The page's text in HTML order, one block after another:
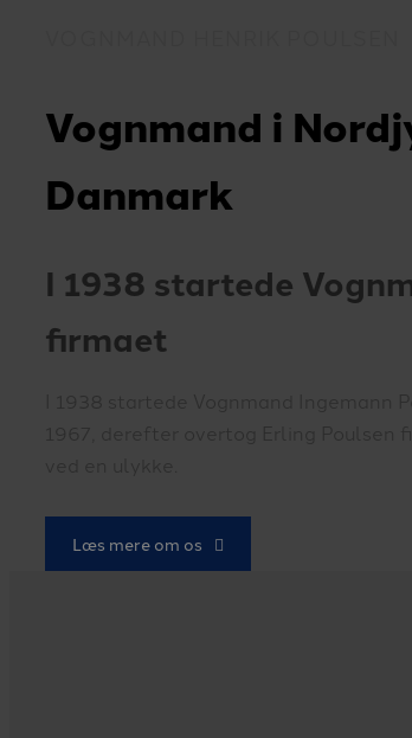
Vognmand i
Danmark
I 1938 startede
firmaet
Læs mere om os